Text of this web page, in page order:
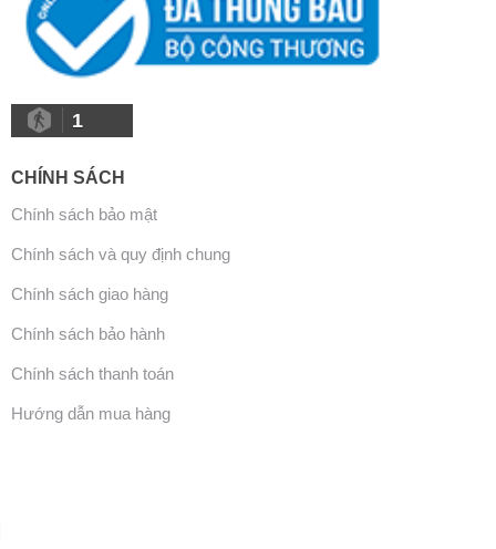
1
CHÍNH SÁCH
Chính sách bảo mật
Chính sách và quy định chung
Chính sách giao hàng
Chính sách bảo hành
Chính sách thanh toán
Hướng dẫn mua hàng